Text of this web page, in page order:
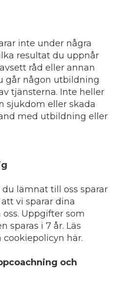
inte under några
resultat du uppnår
råd eller annan
går någon utbildning
tjänsterna. Inte heller
sjukdom eller skada
med utbildning eller
lämnat till oss sparar
vi sparar dina
Uppgifter som
sparas i 7 år. Läs
här.
och